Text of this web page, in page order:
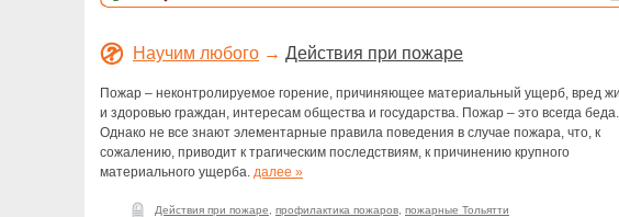
Научим любого → Действия при пожаре
Пожар – неконтролируемое горение, причиняющее материальный ущерб, вред
и здоровью граждан, интересам общества и государства. Пожар – это всегда беда.
Однако не все знают элементарные правила поведения в случае пожара, что, к
сожалению, приводит к трагическим последствиям, к причинению крупного
материального ущерба. далее »
Действия при пожаре профилактика пожаров пожарные Тольятти